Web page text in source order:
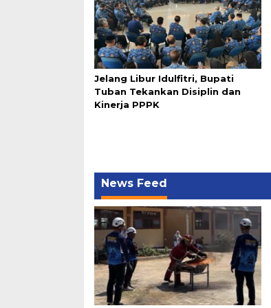
Jelang Libur Idulfitri, Bupati
Tuban Tekankan Disiplin dan
Kinerja PPPK
News Feed